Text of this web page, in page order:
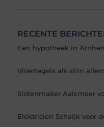
RECENTE
Een hypotheek in
Vloertegels als slim
Slotenmaker Aalsmeer
Elektricien Schaijk voor